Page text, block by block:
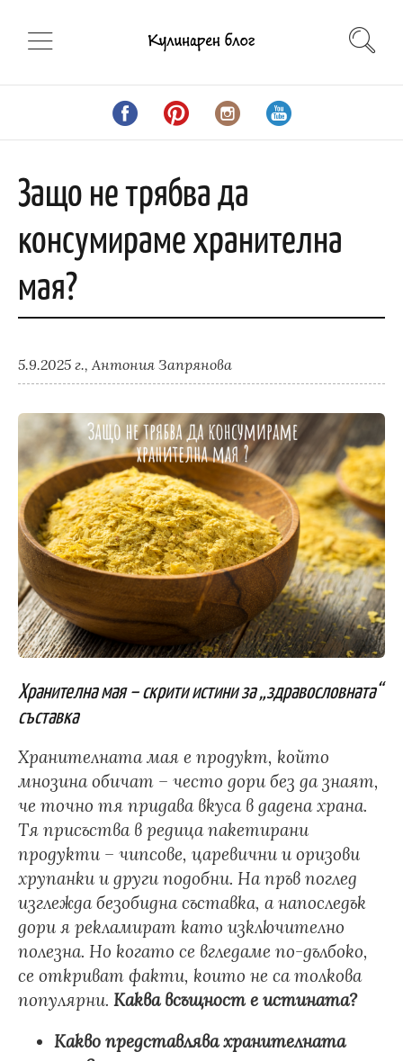
Защо не трябва да
консумираме хранителна
мая?
5.9.2025 г., Антония Запрянова
Хранителна мая – скрити истини за „здравословната“
съставка
Хранителната мая е продукт, който
мнозина обичат – често дори без да знаят,
че точно тя придава вкуса в дадена храна.
Тя присъства в редица пакетирани
продукти – чипсове, царевични и оризови
хрупанки и други подобни. На пръв поглед
изглежда безобидна съставка, а напоследък
дори я рекламират като изключително
полезна. Но когато се вгледаме по-дълбоко,
се откриват факти, които не са толкова
популярни. Каква всъщност е истината?
Какво представлява хранителната